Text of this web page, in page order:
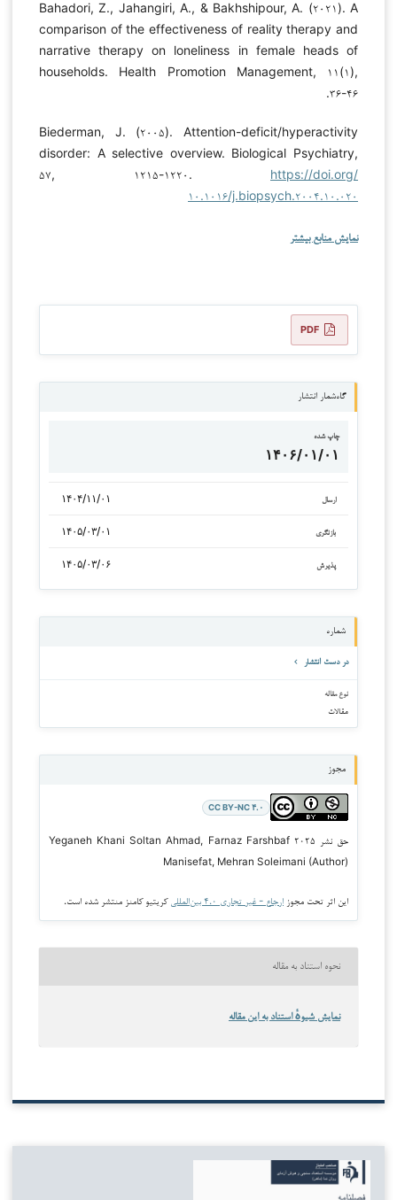
Bahadori, Z., Jahangiri, A., & Bakhshipour, A. (۲۰۲۱). A
comparison of the effectiveness of reality therapy and
narrative therapy on loneliness in female heads of
households. Health Promotion Management, ۱۱(۱),
۳۶-۴۶.
Biederman, J. (۲۰۰۵). Attention-deficit/hyperactivity
disorder: A selective overview. Biological Psychiatry,
۵۷, ۱۲۱۵-۱۲۲۰. https://doi.org/
۱۰.۱۰۱۶/j.biopsych.۲۰۰۴.۱۰.۰۲۰
نمایش منابع بیشتر
PDF
گاه‌شمار انتشار
چاپ شده
۱۴۰۶/۰۱/۰۱
ارسال ۱۴۰۴/۱۱/۰۱
بازنگری ۱۴۰۵/۰۳/۰۱
پذیرش ۱۴۰۵/۰۳/۰۶
شماره
در دست انتشار
نوع مقاله
مقالات
مجوز
CC BY-NC ۴.۰
حق نشر ۲۰۲۵ Yeganeh Khani Soltan Ahmad, Farnaz Farshbaf
Manisefat, Mehran Soleimani (Author)
این اثر تحت مجوز ارجاع - غیر تجاری ۴.۰ بین‌المللی کریتیو کامنز منتشر شده است.
نحوه استناد به مقاله
نمایش شیوهٔ استناد به این مقاله